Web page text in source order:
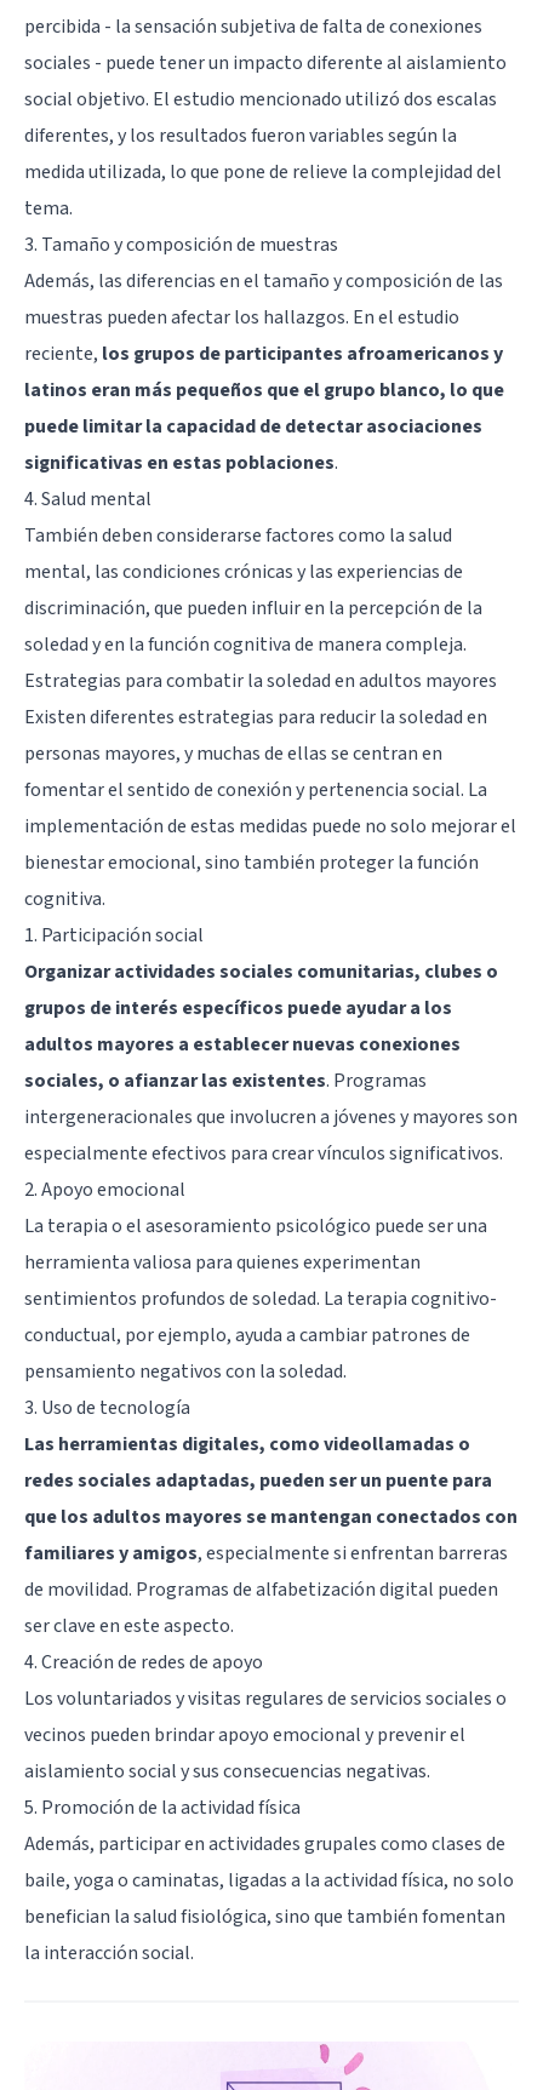
percibida - la sensación subjetiva de falta de conexiones
sociales - puede tener un impacto diferente al aislamiento
social objetivo. El estudio mencionado utilizó dos escalas
diferentes, y los resultados fueron variables según la
medida utilizada, lo que pone de relieve la complejidad del
tema.
3. Tamaño y composición de muestras
Además, las diferencias en el tamaño y composición de las
muestras pueden afectar los hallazgos. En el estudio
reciente, los grupos de participantes afroamericanos y
latinos eran más pequeños que el grupo blanco, lo que
puede limitar la capacidad de detectar asociaciones
significativas en estas poblaciones.
4. Salud mental
También deben considerarse factores como la salud
mental, las condiciones crónicas y las experiencias de
discriminación, que pueden influir en la percepción de la
soledad y en la función cognitiva de manera compleja.
Estrategias para combatir la soledad en adultos mayores
Existen diferentes estrategias para reducir la soledad en
personas mayores, y muchas de ellas se centran en
fomentar el sentido de conexión y pertenencia social. La
implementación de estas medidas puede no solo mejorar el
bienestar emocional, sino también proteger la función
cognitiva.
1. Participación social
Organizar actividades sociales comunitarias, clubes o
grupos de interés específicos puede ayudar a los
adultos mayores a establecer nuevas conexiones
sociales, o afianzar las existentes. Programas
intergeneracionales que involucren a jóvenes y mayores son
especialmente efectivos para crear vínculos significativos.
2. Apoyo emocional
La terapia o el asesoramiento psicológico puede ser una
herramienta valiosa para quienes experimentan
sentimientos profundos de soledad. La terapia cognitivo-
conductual, por ejemplo, ayuda a cambiar patrones de
pensamiento negativos con la soledad.
3. Uso de tecnología
Las herramientas digitales, como videollamadas o
redes sociales adaptadas, pueden ser un puente para
que los adultos mayores se mantengan conectados con
familiares y amigos, especialmente si enfrentan barreras
de movilidad. Programas de alfabetización digital pueden
ser clave en este aspecto.
4. Creación de redes de apoyo
Los voluntariados y visitas regulares de servicios sociales o
vecinos pueden brindar apoyo emocional y prevenir el
aislamiento social y sus consecuencias negativas.
5. Promoción de la actividad física
Además, participar en actividades grupales como clases de
baile, yoga o caminatas, ligadas a la actividad física, no solo
benefician la salud fisiológica, sino que también fomentan
la interacción social.